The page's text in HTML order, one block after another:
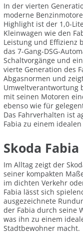
In der vierten
moderne
Highlight ist der 1,0-
Kleinwagen wie den
Leistung und Effizienz
das 7-Gang-DSG-
Schaltvorgänge und
vierte Generation des
Abgasnormen und
Umweltverantwortung
mit seinen Motoren
ebenso wie für
Das Fahrverhalten ist
Fabia zu einem
Skoda
Im Alltag zeigt der
seiner kompakten
im dichten Verkehr
Fabia lässt sich
ausgezeichnete
der Fabia durch seine
was ihn zu einem
Stadtbewohner macht.